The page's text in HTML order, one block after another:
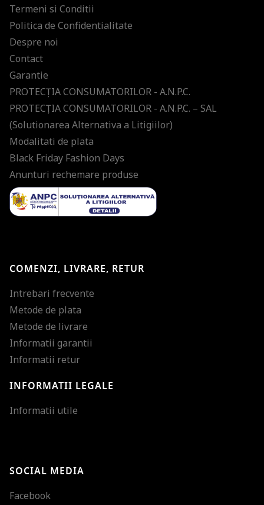
Termeni si Conditii
Politica de Confidentialitate
Despre noi
Contact
Garantie
PROTECŢIA CONSUMATORILOR - A.N.P.C.
PROTECŢIA CONSUMATORILOR - A.N.P.C. – SAL
(Solutionarea Alternativa a Litigiilor)
Modalitati de plata
Black Friday Fashion Days
Anunturi rechemare produse
COMENZI, LIVRARE, RETUR
Intrebari frecvente
Metode de plata
Metode de livrare
Informatii garantii
Informatii retur
INFORMATII LEGALE
Informatii utile
SOCIAL MEDIA
Facebook